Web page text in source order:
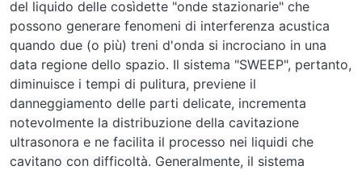
del liquido delle cosìdette "onde stazionarie" che
possono generare fenomeni di interferenza acustica
quando due (o più) treni d'onda si incrociano in una
data regione dello spazio. Il sistema "SWEEP", pertanto,
diminuisce i tempi di pulitura, previene il
danneggiamento delle parti delicate, incrementa
notevolmente la distribuzione della cavitazione
ultrasonora e ne facilita il processo nei liquidi che
cavitano con difficoltà. Generalmente, il sistema